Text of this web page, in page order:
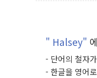
" Halsey"
- 단어의 철자
- 한글을 영어